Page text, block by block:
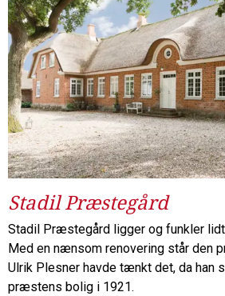
Stadil Præstegård
Stadil Præstegård ligger og funkler
Med en nænsom renovering står den
Ulrik Plesner havde tænkt det, da han
præstens bolig i 1921.